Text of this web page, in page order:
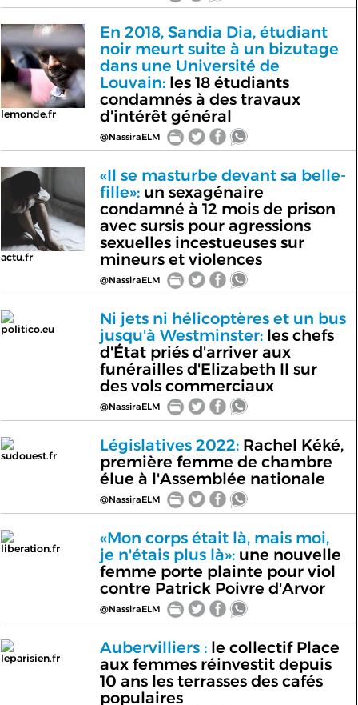
lemonde.fr
En 2018, Sandia Dia, étudiant
noir meurt suite à un bizutage
dans une Université de
Louvain:les 18 étudiants
condamnés à des travaux
d'intérêt général
@NassiraELM
actu.fr
«Il se masturbe devant sa belle-
fille»:un sexagénaire
condamné à 12 mois de prison
avec sursis pour agressions
sexuelles incestueuses sur
mineurs et violences
@NassiraELM
politico.eu
Ni jets ni hélicoptères et un bus
jusqu'à Westminster:les chefs
d'État priés d'arriver aux
funérailles d'Elizabeth II sur
des vols commerciaux
@NassiraELM
sudouest.fr
Législatives 2022:Rachel Kéké,
première femme de chambre
élue à l'Assemblée nationale
@NassiraELM
liberation.fr
«Mon corps était là, mais moi,
je n'étais plus là»:une nouvelle
femme porte plainte pour viol
contre Patrick Poivre d'Arvor
@NassiraELM
leparisien.fr
Aubervilliers :le collectif Place
aux femmes réinvestit depuis
10 ans les terrasses des cafés
populaires